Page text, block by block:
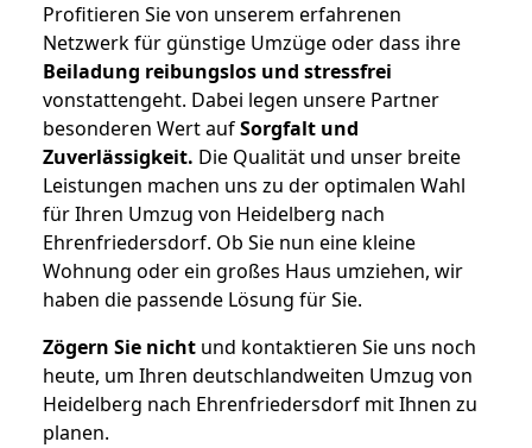
Profitieren Sie von unserem erfahrenen
Netzwerk für günstige Umzüge oder dass ihre
Beiladung reibungslos und stressfrei
vonstattengeht. Dabei legen unsere Partner
besonderen Wert aufSorgfalt und
Zuverlässigkeit. Die Qualität und unser breite
Leistungen machen uns zu der optimalen Wahl
für Ihren Umzug von Heidelberg nach
Ehrenfriedersdorf. Ob Sie nun eine kleine
Wohnung oder ein großes Haus umziehen, wir
haben die passende Lösung für Sie.
Zögern Sie nicht und kontaktieren Sie uns noch
heute, um Ihren deutschlandweiten Umzug von
Heidelberg nach Ehrenfriedersdorf mit Ihnen zu
planen.